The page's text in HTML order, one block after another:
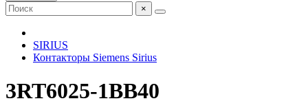
×
SIRIUS
Контакторы Siemens Sirius
3RT6025-1BB40